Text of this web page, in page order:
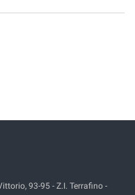
93-95 - Z.I. Terrafino -